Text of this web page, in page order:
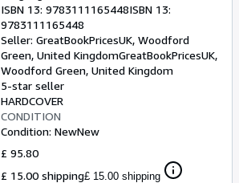
-Language: german
ISBN 13: 9783111165448ISBN 13:
9783111165448
Seller: GreatBookPricesUK, Woodford
Green, United KingdomGreatBookPricesUK,
Woodford Green, United Kingdom
5-star seller
HARDCOVER
CONDITION
Condition: NewNew
£ 95.80
£ 15.00 shipping£ 15.00 shipping